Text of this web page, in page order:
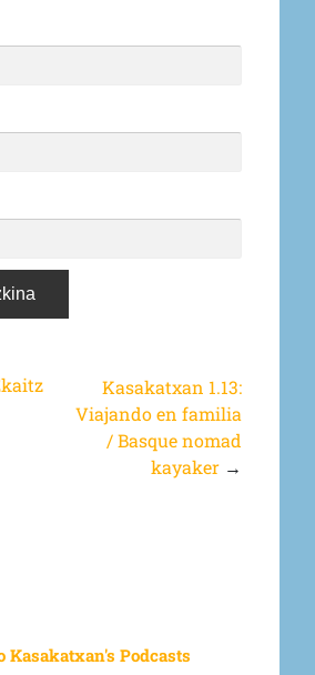
Kasakatxan 1.13:
Viajando en familia
/ Basque nomad
kayaker →
Kasakatxan's Podcasts